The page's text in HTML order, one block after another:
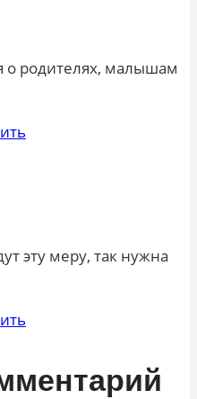
о родителях, малышам
эту меру, так нужна